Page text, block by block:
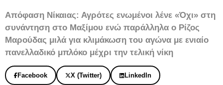
Απόφαση Νίκαιας: Αγρότες ενωμένοι λένε «Όχι» στη
συνάντηση στο Μαξίμου ενώ παράλληλα ο Ρίζος
Μαρούδας μιλά για κλιμάκωση του αγώνα με ενιαίο
πανελλαδικό μπλόκο μέχρι την τελική νίκη
Facebook X (Twitter) LinkedIn